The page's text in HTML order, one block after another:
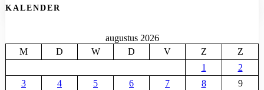
KALENDER
augustus 2026
M
D W D V Z
Z
1
2
3
4 5 6 7 8
9